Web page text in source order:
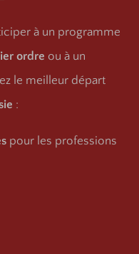
à un programme
ordre ou à un
le meilleur départ
:
pour les professions